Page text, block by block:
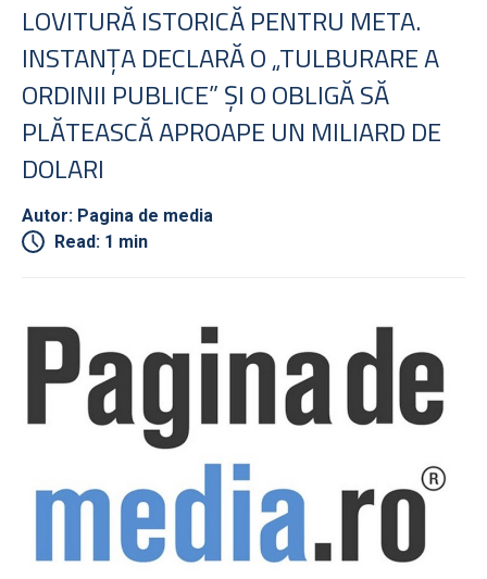
LOVITURĂ ISTORICĂ PENTRU META.
INSTANŢA DECLARĂ O „TULBURARE A
ORDINII PUBLICE” ŞI O OBLIGĂ SĂ
PLĂTEASCĂ APROAPE UN MILIARD DE
DOLARI
Autor: Pagina de media
Read: 1 min